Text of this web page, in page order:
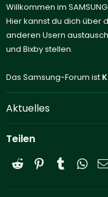
Willkommen im
Hier kannst du dich über
anderen Usern
und Bixby stellen.
Das Samsung-Forum ist
Aktuelles
Teilen
Reddit PinterestTumblr